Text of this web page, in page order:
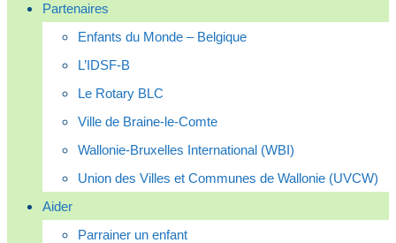
Partenaires
Enfants du Monde – Belgique
L’IDSF-B
Le Rotary BLC
Ville de Braine-le-Comte
Wallonie-Bruxelles International (WBI)
Union des Villes et Communes de Wallonie (UVCW)
Aider
Parrainer un enfant